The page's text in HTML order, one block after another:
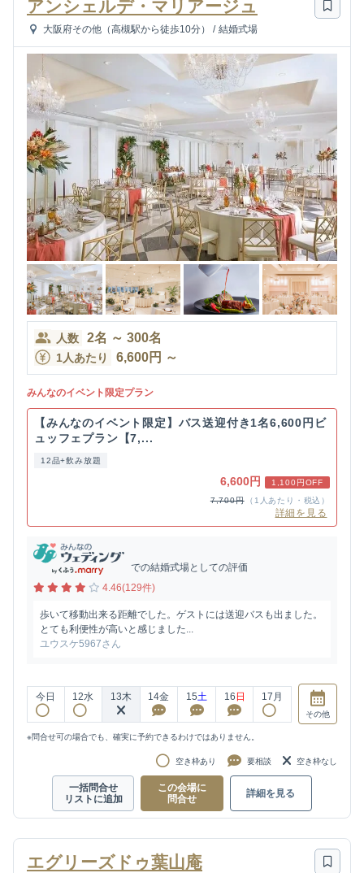
アンシェルデ・マリアージュ
大阪府その他（高槻駅から徒歩10分） / 結婚式場
人数 2名 ～ 300名
1人あたり 6,600円 ～
みんなのイベント限定プラン
【みんなのイベント限定】バス送迎付き1名6,600円ビ
ュッフェプラン【7,...
12品+飲み放題
6,600円
1,100円OFF
7,700円
（1人あたり・税込）
詳細を見る
での結婚式場としての評価
4.46(129件)
歩いて移動出来る距離でした。ゲストには送迎バスも出ました。
とても利便性が高いと感じました...
ユウスケ5967さん
今日 12水 13木 14金 15土 16 日 17 月
その他
※問合せ可の場合でも、確実に予約できるわけではありません。
空き枠あり 要相談 空き枠なし
一括問合せ
リストに追加
この会場に
問合せ
詳細を見る
エグリーズドゥ葉山庵